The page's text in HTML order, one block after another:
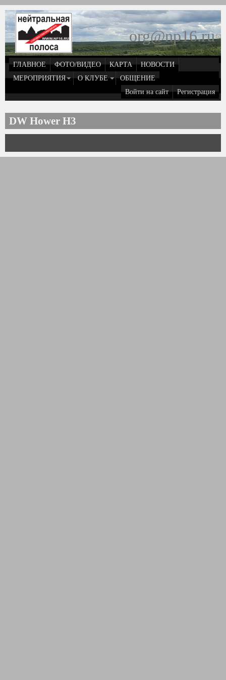
Перейти к основному содержанию
org@np16.ru
ГЛАВНОЕ ФОТО/ВИДЕО КАРТА
НОВОСТИ
МЕРОПРИЯТИЯ
О КЛУБЕ
ОБЩЕНИЕ
Войти на сайт
Регистрация
DW Hower H3